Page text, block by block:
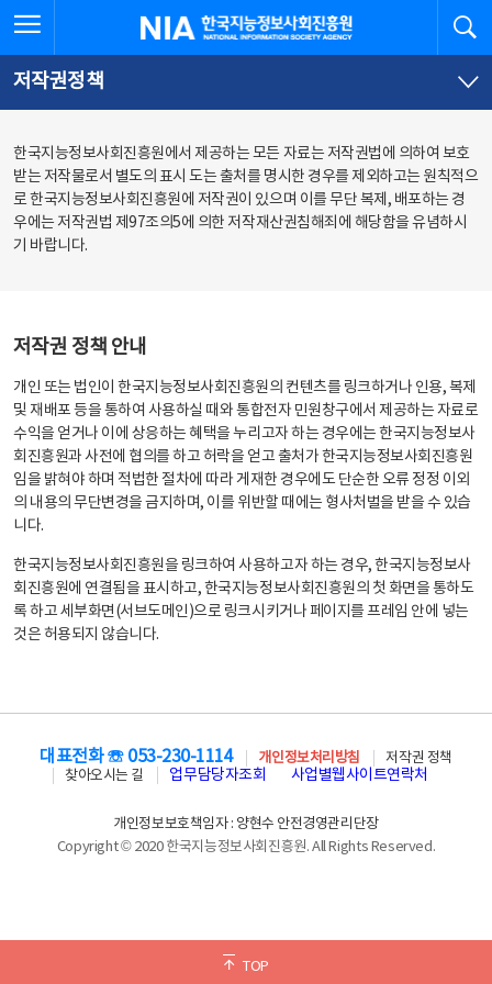
문
로
가
체
뉴
바
가
한국지능정보사회진흥원
저작권정책
한국지능정보사회진흥원에서 제공하는 모든 자료는 저작권법에 의하여 보호
받는 저작물로서 별도의 표시 도는 출처를 명시한 경우를 제외하고는 원칙적으
로 한국지능정보사회진흥원에 저작권이 있으며 이를 무단 복제, 배포하는 경
우에는 저작권법 제97조의5에 의한 저작재산권침해죄에 해당함을 유념하시
기 바랍니다.
저작권 정책 안내
개인 또는 법인이 한국지능정보사회진흥원의 컨텐츠를 링크하거나 인용, 복제
및 재배포 등을 통하여 사용하실 때와 통합전자 민원창구에서 제공하는 자료로
수익을 얻거나 이에 상응하는 혜택을 누리고자 하는 경우에는 한국지능정보사
회진흥원과 사전에 협의를 하고 허락을 얻고 출처가 한국지능정보사회진흥원
임을 밝혀야 하며 적법한 절차에 따라 게재한 경우에도 단순한 오류 정정 이외
의 내용의 무단변경을 금지하며, 이를 위반할 때에는 형사처벌을 받을 수 있습
니다.
한국지능정보사회진흥원을 링크하여 사용하고자 하는 경우, 한국지능정보사
회진흥원에 연결됨을 표시하고, 한국지능정보사회진흥원의 첫 화면을 통하도
록 하고 세부화면(서브도메인)으로 링크시키거나 페이지를 프레임 안에 넣는
것은 허용되지 않습니다.
TOP
대표전화 ☏ 053-230-1114 개인정보처리방침
저작권 정책
찾아오시는 길
업무담당자조회 사업별웹사이트연락처
개인정보보호책임자 : 양현수 안전경영관리단장
Copyright © 2020 한국지능정보사회진흥원. All Rights Reserved.